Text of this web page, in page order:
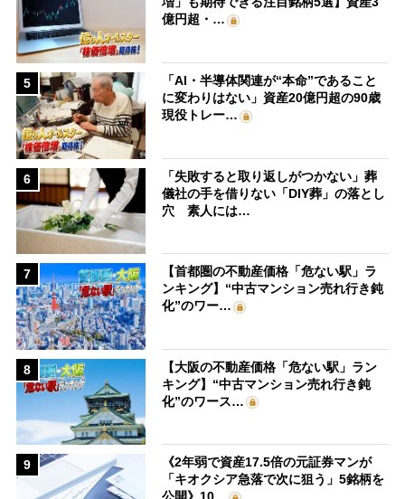
億円超・…
5
「AI・半導体関連が“本命”であること
に変わりはない」資産20億円超の90歳
現役トレー…
6
「失敗すると取り返しがつかない」葬
儀社の手を借りない「DIY葬」の落とし
穴 素人には…
7
【首都圏の不動産価格「危ない駅」ラ
ンキング】“中古マンション売れ行き鈍
化”のワー…
8
【大阪の不動産価格「危ない駅」ラン
キング】“中古マンション売れ行き鈍
化”のワース…
9
《2年弱で資産17.5倍の元証券マンが
「キオクシア急落で次に狙う」5銘柄を